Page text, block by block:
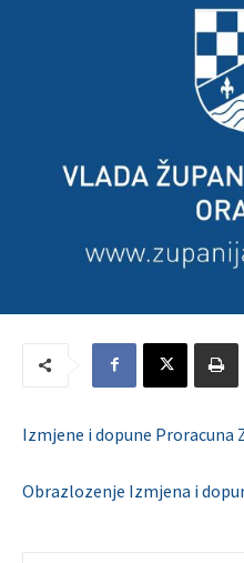
Izmjene i dopune Proracuna
Obrazlozenje Izmjena i